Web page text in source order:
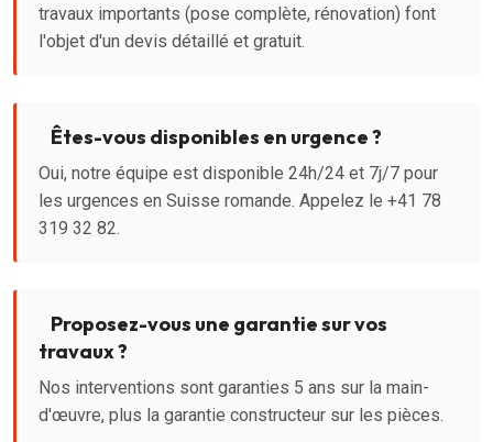
travaux importants (pose complète, rénovation) font
l'objet d'un devis détaillé et gratuit.
Êtes-vous disponibles en urgence ?
Oui, notre équipe est disponible 24h/24 et 7j/7 pour
les urgences en Suisse romande. Appelez le +41 78
319 32 82.
Proposez-vous une garantie sur vos
travaux ?
Nos interventions sont garanties 5 ans sur la main-
d'œuvre, plus la garantie constructeur sur les pièces.